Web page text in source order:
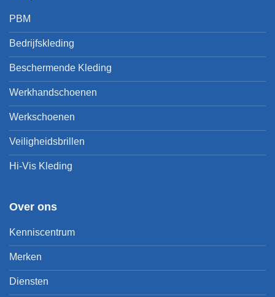
PBM
Bedrijfskleding
Beschermende Kleding
Werkhandschoenen
Werkschoenen
Veiligheidsbrillen
Hi-Vis Kleding
Over ons
Kenniscentrum
Merken
Diensten